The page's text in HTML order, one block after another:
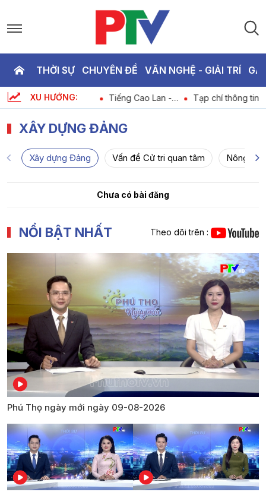
THỜI SỰ CHUYÊN ĐỀ VĂN NGHỆ - GIẢI TRÍ
XU HƯỚNG:
Tiếng Mường –
Người trẻ giữ hồn
Tiếng Cao Lan -
Nâng tầm sản
Tạp chí thông tin
kinh tế - Phú Thọ
dịch vụ
XÂY DỰNG ĐẢNG
Xây dựng Đảng Vấn đề Cử tri quan tâm Nông
Chưa có bài đăng
NỔI BẬT NHẤT Theo dõi trên :
Phú Thọ ngày mới ngày 09-08-2026